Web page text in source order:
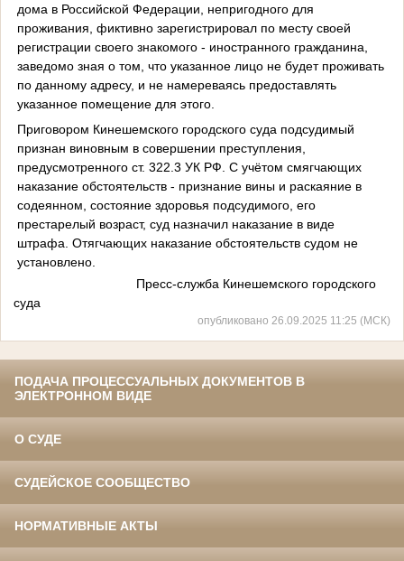
дома в Российской Федерации, непригодного для
проживания, фиктивно зарегистрировал по месту своей
регистрации своего знакомого - иностранного гражданина,
заведомо зная о том, что указанное лицо не будет проживать
по данному адресу, и не намереваясь предоставлять
указанное помещение для этого.
Приговором Кинешемского городского суда подсудимый
признан виновным в совершении преступления,
предусмотренного ст. 322.3 УК РФ. С учётом смягчающих
наказание обстоятельств - признание вины и раскаяние в
содеянном, состояние здоровья подсудимого, его
престарелый возраст, суд назначил наказание в виде
штрафа. Отягчающих наказание обстоятельств судом не
установлено.
Пресс-служба Кинешемского городского
суда
опубликовано 26.09.2025 11:25 (МСК)
ПОДАЧА ПРОЦЕССУАЛЬНЫХ ДОКУМЕНТОВ В
ЭЛЕКТРОННОМ ВИДЕ
О СУДЕ
СУДЕЙСКОЕ СООБЩЕСТВО
НОРМАТИВНЫЕ АКТЫ